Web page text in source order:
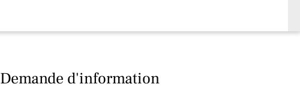
Demande d'information